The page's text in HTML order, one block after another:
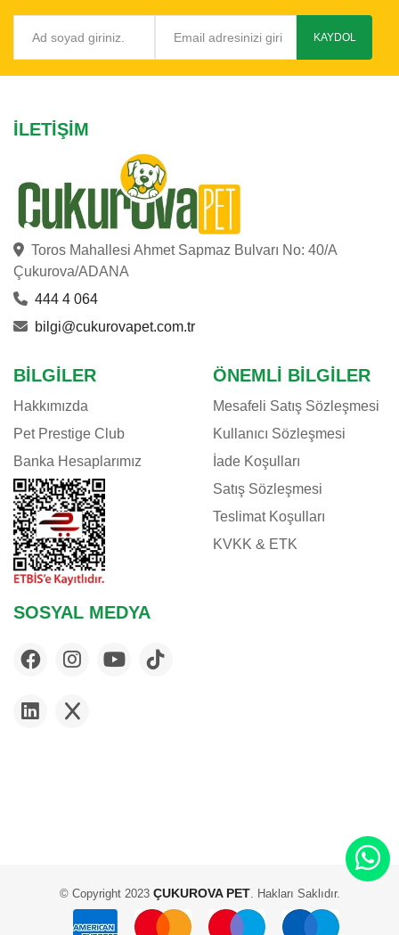
CAT'S BEST
CATTIE
CROCUS
DAYANG
DOG CHOW
DOGIT
DOPHIN
E-JET
EXO TERRA
EZYDOG
FELIX
FERPLAST
FLAMINGO
FLEXI
G & B
GIMCAT
JOE'S CAT
KAYDOL
İLETIŞIM
Toros Mahallesi Ahmet Sapmaz Bulvarı No: 40/A
Çukurova/ADANA
444 4 064
bilgi@cukurovapet.com.tr
BILGILER
Hakkımızda
Pet Prestige Club
Banka Hesaplarımız
ÖNEMLI BILGILER
Mesafeli Satış Sözleşmesi
Kullanıcı Sözleşmesi
İade Koşulları
Satış Sözleşmesi
Teslimat Koşulları
KVKK & ETK
SOSYAL MEDYA
© Copyright 2023ÇUKUROVA PET. Hakları Saklıdır.